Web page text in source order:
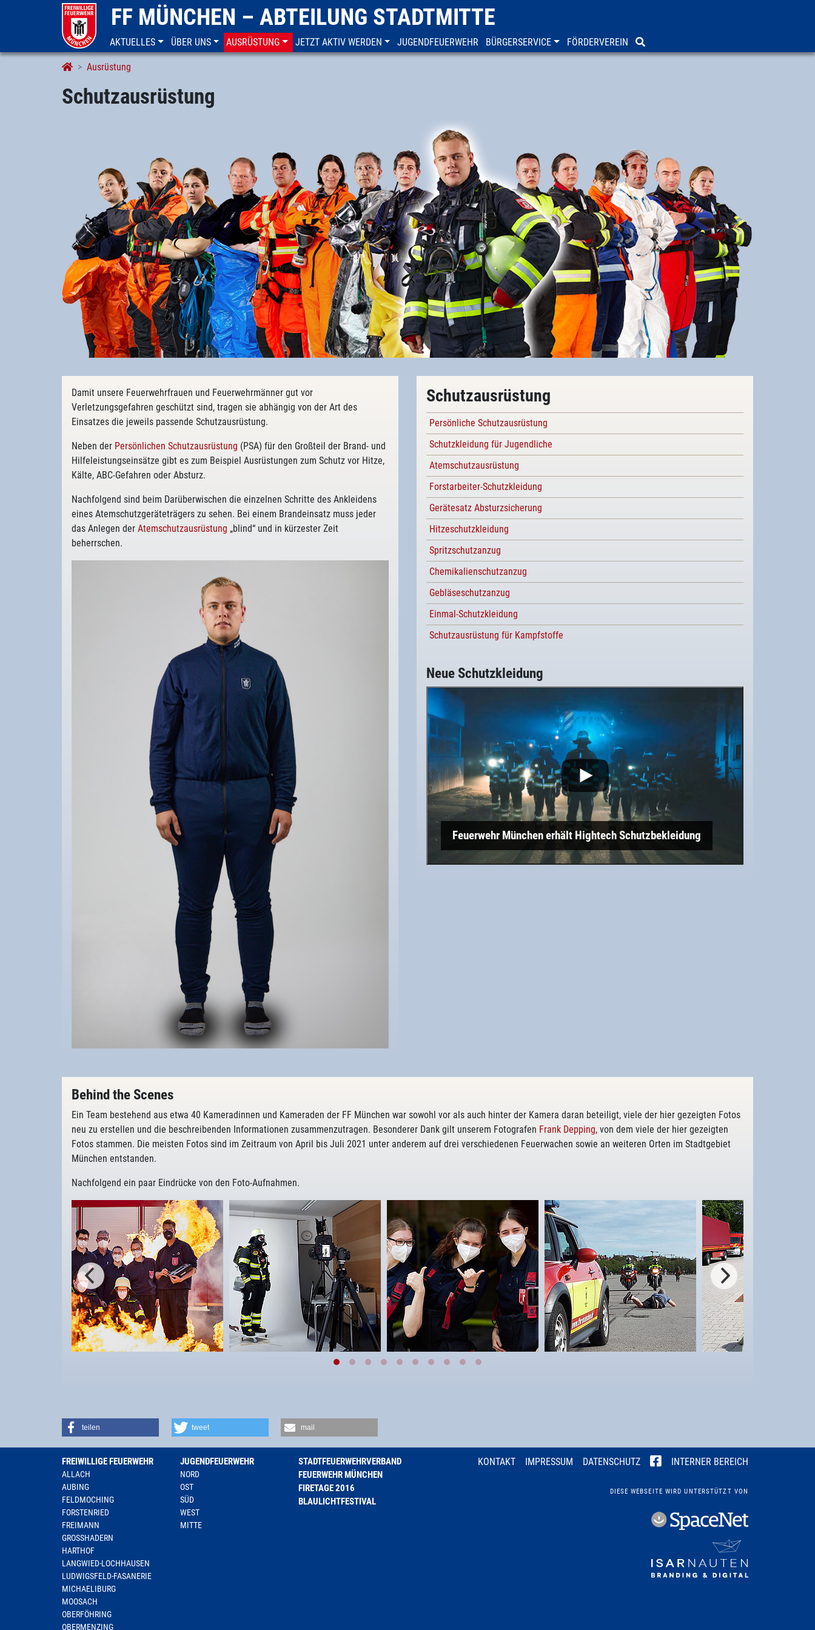
FF MÜNCHEN – ABTEILUNG STADTMITTE
AKTUELLES ÜBER UNS AUSRÜSTUNG JETZT AKTIV WERDEN JUGENDFEUERWEHR BÜRGERSERVICE FÖRDERVEREIN
Ausrüstung
Schutzausrüstung
Schutzausrüstung
Damit unsere Feuerwehrfrauen und Feuerwehrmänner gut vor
Verletzungsgefahren geschützt sind, tragen sie abhängig von der Art des
Einsatzes die jeweils passende Schutzausrüstung.
Neben der Persönlichen Schutzausrüstung (PSA) für den Großteil der Brand- und
Hilfeleistungseinsätze gibt es zum Beispiel Ausrüstungen zum Schutz vor Hitze,
Kälte, ABC-Gefahren oder Absturz.
Nachfolgend sind beim Darüberwischen die einzelnen Schritte des Ankleidens
eines Atemschutzgeräteträgers zu sehen. Bei einem Brandeinsatz muss jeder
das Anlegen der Atemschutzausrüstung „blind“ und in kürzester Zeit
beherrschen.
Schutzausrüstung
Persönliche Schutzausrüstung
Schutzkleidung für Jugendliche
Atemschutzausrüstung
Forstarbeiter-Schutzkleidung
Gerätesatz Absturzsicherung
Hitzeschutzkleidung
Spritzschutzanzug
Chemikalienschutzanzug
Gebläseschutzanzug
Einmal-Schutzkleidung
Schutzausrüstung für Kampfstoffe
Neue Schutzkleidung
Feuerwehr München erhält Hightech Schutzbekleidung
Behind the Scenes
Ein Team bestehend aus etwa 40 Kameradinnen und Kameraden der FF München war sowohl vor als auch hinter der Kamera daran beteiligt, viele der hier gezeigten Fotos
neu zu erstellen und die beschreibenden Informationen zusammenzutragen. Besonderer Dank gilt unserem Fotografen Frank Depping, von dem viele der hier gezeigten
Fotos stammen. Die meisten Fotos sind im Zeitraum von April bis Juli 2021 unter anderem auf drei verschiedenen Feuerwachen sowie an weiteren Orten im Stadtgebiet
München entstanden.
Nachfolgend ein paar Eindrücke von den Foto-Aufnahmen.
teilen tweet mail
FREIWILLIGE FEUERWEHR
ALLACH
AUBING
FELDMOCHING
FORSTENRIED
FREIMANN
GROSSHADERN
HARTHOF
LANGWIED-LOCHHAUSEN
LUDWIGSFELD-FASANERIE
MICHAELIBURG
MOOSACH
OBERFÖHRING
OBERMENZING
JUGENDFEUERWEHR
NORD
OST
SÜD
WEST
MITTE
STADTFEUERWEHRVERBAND
FEUERWEHR MÜNCHEN
FIRETAGE 2016
BLAULICHTFESTIVAL
KONTAKT IMPRESSUM DATENSCHUTZ INTERNER BEREICH
DIESE WEBSEITE WIRD UNTERSTÜTZT VON